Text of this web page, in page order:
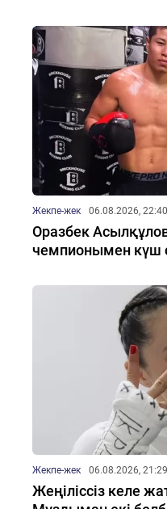
Жекпе-жек 06.08.2026, 22:40
Оразбек
чемпионымен күш
Жекпе-жек 06.08.2026, 21:29
Жеңіліссіз келе